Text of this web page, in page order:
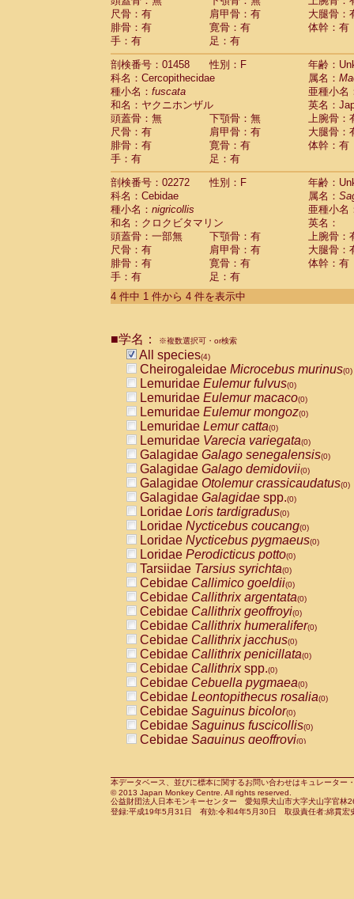
Cebidae Saimiri boliviensis
Cebidae Saimiri sciureus
Atelidae Alouatta caraya
AtelidaeAlouatta fusca
AtelidaeAlouatta seniculus
AtelidaeAlouatta
Atelidae Ateles belzebuth
Atelidae Ateles geoffroyi
Atelidae Ateles paniscus
Atelidae Atelesspp.
Atelidae Lagothrix lagothricha
AtelidaeLagothrix lagothricha cana(0)
Pitheciidae
Cacajao calvus
Pitheciidae
Callicebus cupreus(0)
Pitheciidae Callicebus donacophilus(0)
PitheciidaeCallicebus moloch(0)
Pitheciidae Callicebus torquatus(0)
Pitheciidae Callicebus
Pitheciidae Chiropotes satanas
Pitheciidae Pithecia monachus
PitheciidaePithecia pithecia
CercopithecidaeCercocebus
Cercopithecidae
CercopithecidaeCercocebus
CercopithecidaeCercocebus
CercopithecidaeCercocebusspp.
CercopithecidaeLophocebus
CercopithecidaePapio anubis
CercopithecidaePapio cynocephalus
CercopithecidaePapio hamadryas
CercopithecidaePapio papio(0)
CercopithecidaePapiospp.(0)
CercopithecidaeMandrillus
CercopithecidaeMandrillus sphinx
CercopithecidaeTheropithecus
CercopithecidaeMacaca arctoides
CercopithecidaeMacaca assamensis
Cercopithecidae Macaca
CercopithecidaeMacaca cyclopis
CercopithecidaeMacaca fascicularis
CercopithecidaeMacaca fuscaca
CercopithecidaeMacaca fuscata
CercopithecidaeMacaca fuscata
CercopithecidaeMacaca maura
CercopithecidaeMacaca mulatta
CercopithecidaeMacaca nemestrina
CercopithecidaeMacaca nigra(0)
CercopithecidaeMacaca radiata
CercopithecidaeMacaca silenus
CercopithecidaeMacaca sinica
CercopithecidaeMacaca tonkeana(0)
CercopithecidaeMacacahybrid(0)
CercopithecidaeMacaca spp.(0)
尺骨：有
肩甲骨：有
大腿骨：
腓骨：有
寛骨：有
体幹：有
手：有
足：有
剖検番号：01458
性別：F
年齢：
科名：Cercopithecidae
属名：
種小名： fuscata
亜種小名
和名：ヤクニホンザル
英名：
頭蓋骨：無
下顎骨：無
上腕骨：
尺骨：有
肩甲骨：有
大腿骨：
腓骨：有
寛骨：有
体幹：有
手：有
足：有
剖検番号：02272
性別：F
年齢：
科名：Cebidae
属名：
種小名： nigricollis
亜種小名
和名：クロクビタマリン
英名：
頭蓋骨：一部無
下顎骨：有
上腕骨：
尺骨：有
肩甲骨：有
大腿骨：
腓骨：有
寛骨：有
体幹：有
手：有
足：有
4 件中 1 件から 4 件を表示中
■学名： ※複数選択可・or検索
All species(4)
Cheirogaleidae Microcebus murinus(0)
Lemuridae Eulemur fulvus(0)
Lemuridae Eulemur macaco(0)
Lemuridae Eulemur mongoz(0)
Lemuridae Lemur catta(0)
Lemuridae Varecia variegata(0)
Galagidae Galago senegalensis(0)
Galagidae Galago demidovii(0)
Galagidae Otolemur crassicaudatus(0)
Galagidae Galagidae spp.(0)
Loridae Loris tardigradus(0)
Loridae Nycticebus coucang(0)
Loridae Nycticebus pygmaeus(0)
Loridae Perodicticus potto(0)
Tarsiidae Tarsius syrichta(0)
Cebidae Callimico goeldii(0)
Cebidae Callithrix argentata(0)
Cebidae Callithrix geoffroyi(0)
Cebidae Callithrix humeralifer(0)
Cebidae Callithrix jacchus(0)
Cebidae Callithrix penicillata(0)
Cebidae Callithrixspp.(0)
Cebidae Cebuella pygmaea(0)
Cebidae Leontopithecus rosalia(0)
Cebidae Saguinus bicolor(0)
Cebidae Saguinus fuscicollis(0)
Cebidae Saguinus geoffroyi(0)
CebidaeSaguinus leucopus(0)
CebidaeSaguinus midas(0)
Cebidae Saguinus mystax(0)
本データベース、並びに標本に関するお問い合わせはキュレータ
© 2013 Japan Monkey Centre. All rights reserved.
公益財団法人日本モンキーセンター 愛知県犬山市大字犬山字官
登録:平成19年5月31日 有効:令和4年5月30日 取扱責任者:綿貫宏